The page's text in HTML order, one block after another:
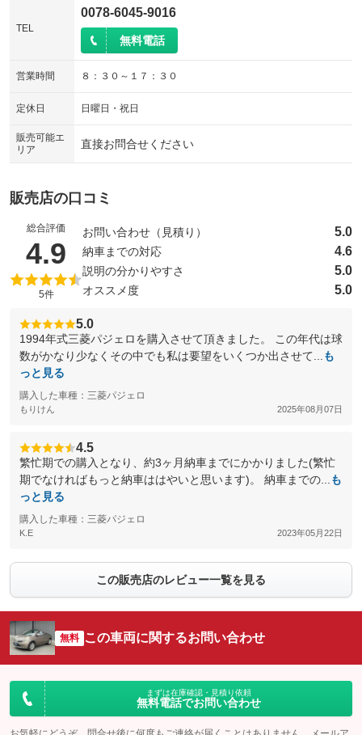
TEL
0078-6045-9016
無料電話
営業時間 ８：３０～１７：３０
定休日 日曜日・祝日
販売可能エ
リア
直接お問合せください
販売店の口コミ
総合評価
4.9 （5点満点中）
5件
お問い合わせ（見積り） 5.0
納車までの対応 4.6
説明の分かりやすさ 5.0
オススメ度 5.0
5.0
1994年式三菱パジェロを購入させて頂きました。 この年代は球
数がかなり少なくその中でも私は要望をいくつか出させて...
も
っと見る
購入した車種：三菱パジェロ
もりけん 2025年08月07日
4.5
繁忙期での購入となり、約3ヶ月納車までにかかりました(繁忙
期でなければもっと納車ははやいと思います)。 納車までの...
も
っと見る
購入した車種：三菱パジェロ
K.E 2023年05月22日
この販売店のレビュー一覧を見る
無料 この車両に関するお問い合わせ
まずは在庫確認・見積り依頼
無料電話でお問い合わせ